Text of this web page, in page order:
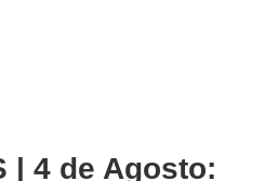
| 4 de Agosto: